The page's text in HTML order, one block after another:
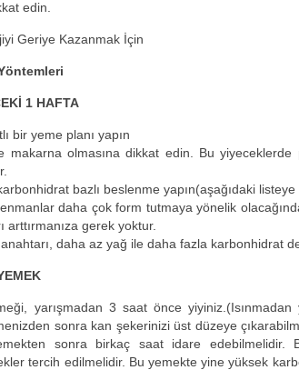
edin.
Geriye Kazanmak İçin
1 HAFTA
bir yeme planı yapın
makarna olmasına dikkat edin. Bu
bazlı beslenme yapın(aşağıdaki listeye
daha çok form tutmaya yönelik
arttırmanıza gerek yoktur.
daha az yağ ile daha fazla karbonhidrat
yarışmadan 3 saat önce
sonra kan şekerinizi üst düzeye
sonra birkaç saat idare edebilmelidir.
tercih edilmelidir. Bu yemekte yine yüksek